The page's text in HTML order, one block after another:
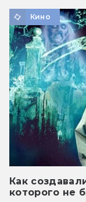
Кино
Как
которого не